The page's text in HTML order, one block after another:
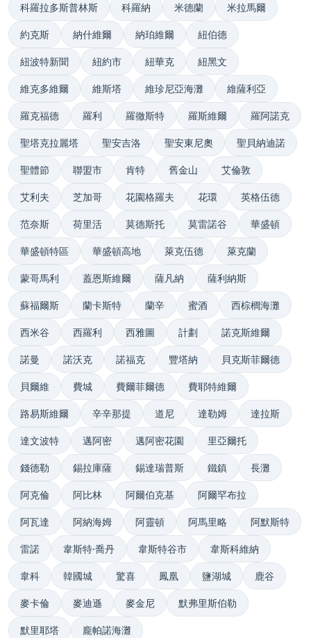
科羅拉多斯普林斯 科羅納 米德蘭 米拉馬爾
約克斯 納什維爾 納珀維爾 紐伯德
紐波特新聞 紐約市 紐華克 紐黑文
維克多維爾 維斯塔 維珍尼亞海灘 維薩利亞
羅克福德 羅利 羅徹斯特 羅斯維爾 羅阿諾克
聖塔克拉麗塔 聖安吉洛 聖安東尼奧 聖貝納迪諾
聖體節 聯盟市 肯特 舊金山 艾倫敦
艾利夫 芝加哥 花園格羅夫 花環 英格伍德
范奈斯 荷里活 莫德斯托 莫雷諾谷 華盛頓
華盛頓特區 華盛頓高地 萊克伍德 萊克蘭
蒙哥馬利 蓋恩斯維爾 薩凡納 薩利納斯
蘇福爾斯 蘭卡斯特 蘭辛 蜜酒 西棕櫚海灘
西米谷 西羅利 西雅圖 計劃 諾克斯維爾
諾曼 諾沃克 諾福克 豐塔納 貝克斯菲爾德
貝爾維 費城 費爾菲爾德 費耶特維爾
路易斯維爾 辛辛那提 道尼 達勒姆 達拉斯
達文波特 邁阿密 邁阿密花園 里亞爾托
錢德勒 錫拉庫薩 錫達瑞普斯 鐵鎮 長灘
阿克倫 阿比林 阿爾伯克基 阿爾罕布拉
阿瓦達 阿納海姆 阿靈頓 阿馬里略 阿默斯特
雷諾 韋斯特·喬丹 韋斯特谷市 韋斯科維納
韋科 韓國城 驚喜 鳳凰 鹽湖城 鹿谷
麥卡倫 麥迪遜 麥金尼 默弗里斯伯勒
默里耶塔 龐帕諾海灘